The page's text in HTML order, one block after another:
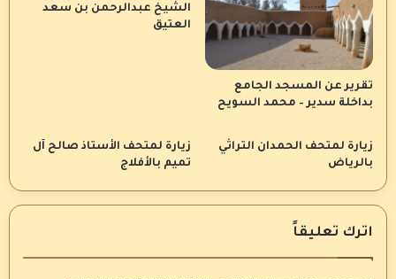
تقرير عن المسجد الجامع
بداخلة سدير – محمد السويح
الشيخ عبدالرحمن بن سعد
العتيق
زيارة لمتحف الحمدان التراثي
بالرياض
زيارة لمتحف الأستاذ صالح آل
تميم بالأفلاج
اترك تعليقاً